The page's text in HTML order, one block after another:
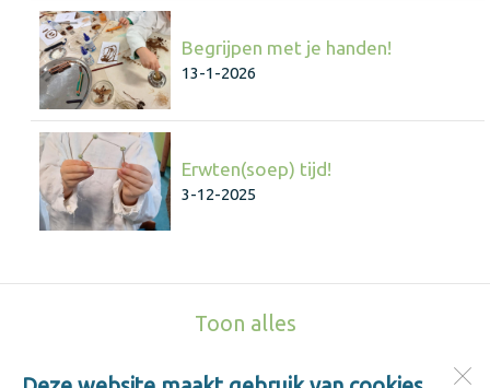
Begrijpen met je handen!
13-1-2026
Erwten(soep) tijd!
3-12-2025
Toon alles